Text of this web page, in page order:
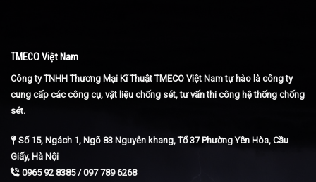
TMECO Việt Nam
Công ty TNHH Thương Mại Kĩ Thuật TMECO Việt Nam tự hào là công ty
cung cấp các công cụ, vật liệu chống sét, tư vấn thi công hệ thống chống
sét.
Số 15, Ngách 1, Ngõ 83 Nguyễn khang, Tổ 37 Phường Yên Hòa, Cầu
Giấy, Hà Nội
0965 92 8385 / 097 789 6268